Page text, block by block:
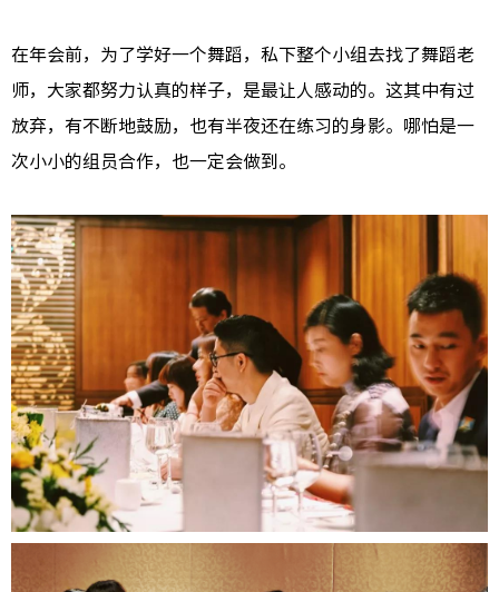
在年会前，为了学好一个舞蹈，私下整个小组去找了舞蹈老
师，大家都努力认真的样子，是最让人感动的。这其中有过
放弃，有不断地鼓励，也有半夜还在练习的身影。哪怕是一
次小小的组员合作，也一定会做到。